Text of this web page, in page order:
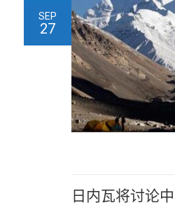
SEP
27
日内瓦将讨论